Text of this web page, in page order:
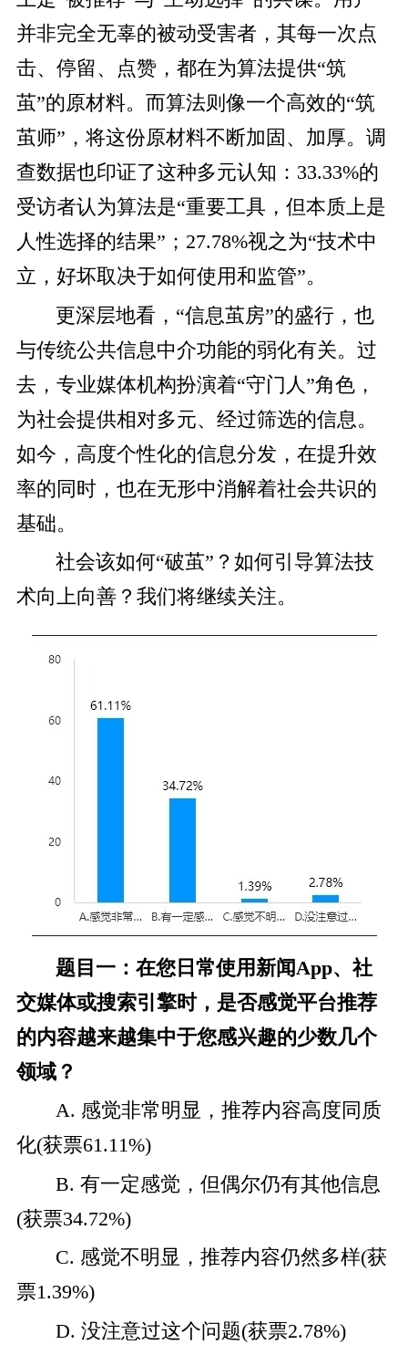
并非完全无辜的被动受害者，其每一次点
击、停留、点赞，都在为算法提供“筑
茧”的原材料。而算法则像一个高效的“筑
茧师”，将这份原材料不断加固、加厚。调
查数据也印证了这种多元认知：33.33%的
受访者认为算法是“重要工具，但本质上是
人性选择的结果”；27.78%视之为“技术中
立，好坏取决于如何使用和监管”。
更深层地看，“信息茧房”的盛行，也
与传统公共信息中介功能的弱化有关。过
去，专业媒体机构扮演着“守门人”角色，
为社会提供相对多元、经过筛选的信息。
如今，高度个性化的信息分发，在提升效
率的同时，也在无形中消解着社会共识的
基础。
社会该如何“破茧”？如何引导算法技
术向上向善？我们将继续关注。
题目一：在您日常使用新闻App、社
交媒体或搜索引擎时，是否感觉平台推荐
的内容越来越集中于您感兴趣的少数几个
领域？
A. 感觉非常明显，推荐内容高度同质
化(获票61.11%)
B. 有一定感觉，但偶尔仍有其他信息
(获票34.72%)
C. 感觉不明显，推荐内容仍然多样(获
票1.39%)
D. 没注意过这个问题(获票2.78%)